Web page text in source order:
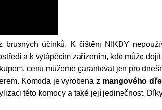
brusných účinků. K čištění NIKDY
a k vytápěcím zařízením, kde může
cenu můžeme garantovat jen pro
Komoda je vyrobena z mangového
této komody a také její jedinečnost.